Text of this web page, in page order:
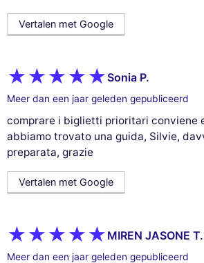
Vertalen met Google
Sonia P.
Meer dan een jaar geleden gepubliceerd
comprare i biglietti prioritari conviene
abbiamo trovato una guida, Silvie,
preparata, grazie
Vertalen met Google
MIREN JASONE T.
Meer dan een jaar geleden gepubliceerd